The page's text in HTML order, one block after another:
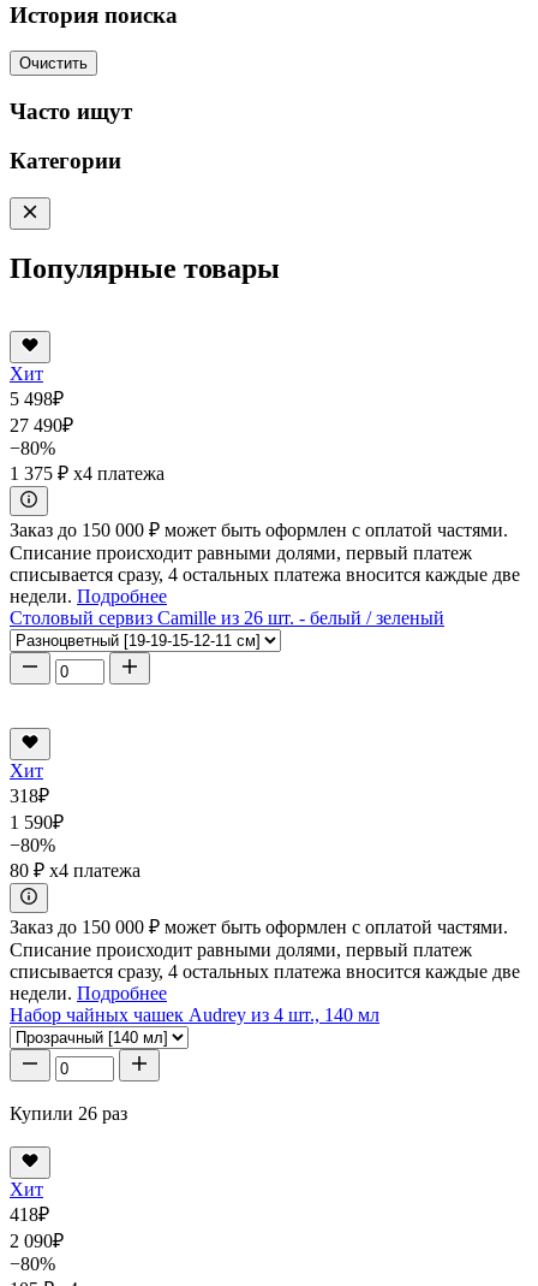
История поиска
Очистить
Часто ищут
Категории
Популярные товары
Хит
5 498₽
27 490₽
−80%
1 375 ₽ x4 платежа
Заказ до 150 000 ₽ может быть оформлен с оплатой частями.
Списание происходит равными долями, первый платеж
списывается сразу, 4 остальных платежа вносится каждые две
недели. Подробнее
Столовый сервиз Camille из 26 шт. - белый / зеленый
Хит
318₽
1 590₽
−80%
80 ₽ x4 платежа
Заказ до 150 000 ₽ может быть оформлен с оплатой частями.
Списание происходит равными долями, первый платеж
списывается сразу, 4 остальных платежа вносится каждые две
недели. Подробнее
Набор чайных чашек Audrey из 4 шт., 140 мл
Купили 26 раз
Хит
418₽
2 090₽
−80%